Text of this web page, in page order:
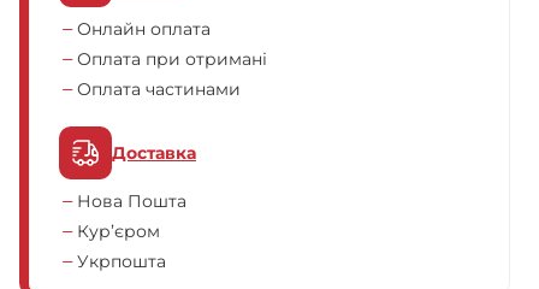
Онлайн оплата
Оплата при отримані
Оплата частинами
Доставка
Нова Пошта
Кур’єром
Укрпошта